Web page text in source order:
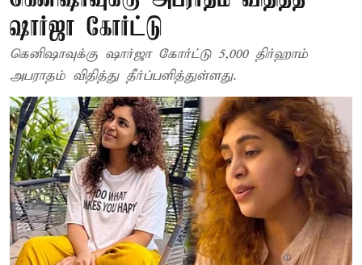
ஷார்ஜா கோர்ட்டு
கெனிஷாவுக்கு ஷார்ஜா கோர்ட்டு 5,000 திர்ஹாம்
அபராதம் விதித்து தீர்ப்பளித்துள்ளது.